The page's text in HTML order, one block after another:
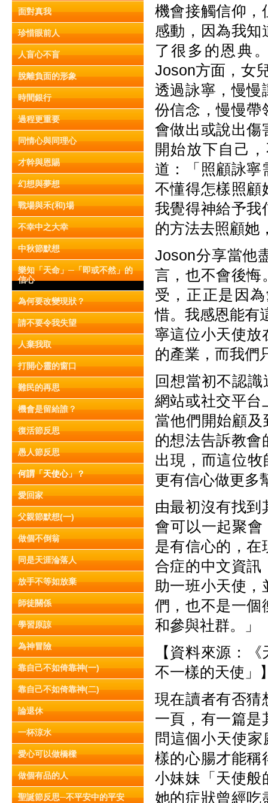
面對真我
珍惜眼前人
人盲心不盲
脫離負面的形象
時間銀行
過程更重要
同情心與同理心
才幹與恩賜
幻想與夢想
戰場與禾(和)場
不幸中之大幸
中秋節默想
樂知「天命」─「即或不然」的
信心
為何要改變現狀？
請不要令我失望
人棄我取
打開心靈的窗口
難民的再思
機會是留給誰？
復活節反思
愚人節反思
何謂「天使心」？
愛回家
父親節默想(一)
做個不倒翁
同是天涯淪落人
放手不等如放棄
師徒關係
學習原諒
為神冒險
靠自己不如倚靠神(一)
靠自己不如倚靠神(二)
論退休
一杯涼水
愛心可以做橋樑
做個有品的人
聖誕節反思─不平安中的平安
機會接觸信仰，
感動，因為我知
了很多的恩典
Joson方面，女
透過詠寧，慢慢
份信念，慢慢帶
會做出或說出傷
開始放下自己
道：「照顧詠寧
不懂得怎樣照顧
我覺得神給予我
的方法去照顧她
Joson分享當他
言，也不會後悔
受，正正是因
惜。我感恩能有
寧這位小天使放
的產業，而我們
回想當初不認
網站或社交平台
當他們開始顧
的想法告訴教會
出現，而這位
更有信心做更多
由最初沒有找
會可以一起聚
是有信心的，在
合症的中文資訊
助一班小天使
們，也不是一個
和參與社群。」
【資料來源：
不一樣的天使」
現在讀者有否猜
一頁，有一篇是
問這個小天使
樣的心腸才能稱
小妹妹「天使般
她的症狀曾經吃